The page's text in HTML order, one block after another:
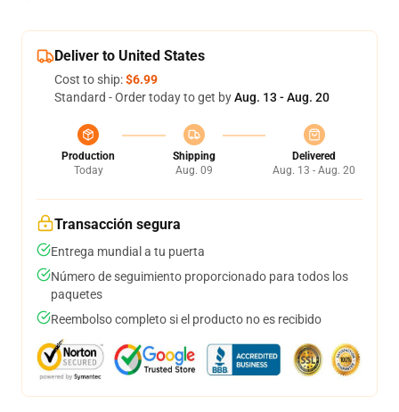
Deliver to United States
Cost to ship:$6.99
Standard - Order today to get byAug. 13 - Aug. 20
Production
Today
Shipping
Aug. 09
Delivered
Aug. 13 - Aug. 20
Transacción segura
Entrega mundial a tu puerta
Número de seguimiento proporcionado para todos los
paquetes
Reembolso completo si el producto no es recibido